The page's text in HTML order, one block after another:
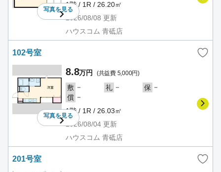
写真を見る
1階 / 1R / 26.20㎡
2026/08/08 更新
ハウスコム 青砥店
102号室
写真を見る
8.8万円 (共益費 5,000円)
敷 － 礼 － 保 －
償 －
1階 / 1R / 26.03㎡
2026/08/04 更新
ハウスコム 青砥店
201号室